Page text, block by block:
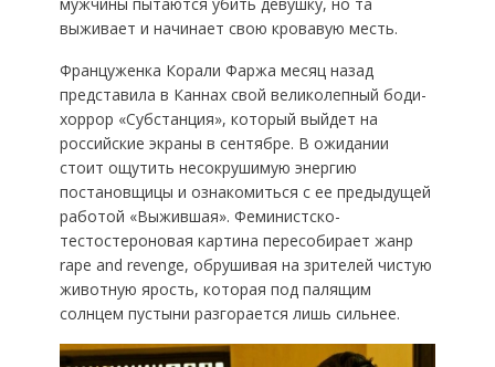
мужчины пытаются убить девушку, но та
выживает и начинает свою кровавую месть.
Француженка Корали Фаржа месяц назад
представила в Каннах свой великолепный боди-
хоррор «Субстанция», который выйдет на
российские экраны в сентябре. В ожидании
стоит ощутить несокрушимую энергию
постановщицы и ознакомиться с ее предыдущей
работой «Выжившая». Феминистско-
тестостероновая картина пересобирает жанр
rape and revenge, обрушивая на зрителей чистую
животную ярость, которая под палящим
солнцем пустыни разгорается лишь сильнее.